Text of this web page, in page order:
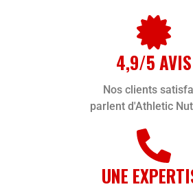
4,9/5 AVIS
Nos clients
parlent d'Athletic
UNE